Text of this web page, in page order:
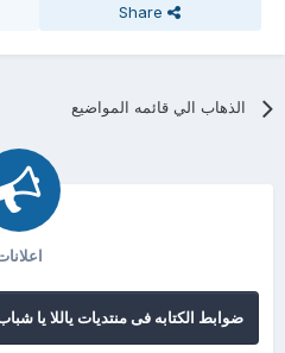
Share
الذهاب الي قائمه المواضيع
اعلانات
ضوابط الكتابه فى منتديات ياللا يا شباب